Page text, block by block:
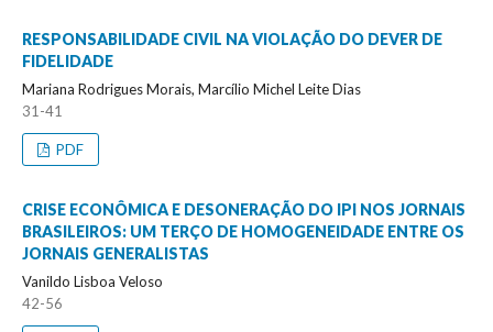
RESPONSABILIDADE CIVIL NA VIOLAÇÃO DO DEVER DE
FIDELIDADE
Mariana Rodrigues Morais, Marcílio Michel Leite Dias
31-41
PDF
CRISE ECONÔMICA E DESONERAÇÃO DO IPI NOS JORNAIS
BRASILEIROS: UM TERÇO DE HOMOGENEIDADE ENTRE OS
JORNAIS GENERALISTAS
Vanildo Lisboa Veloso
42-56